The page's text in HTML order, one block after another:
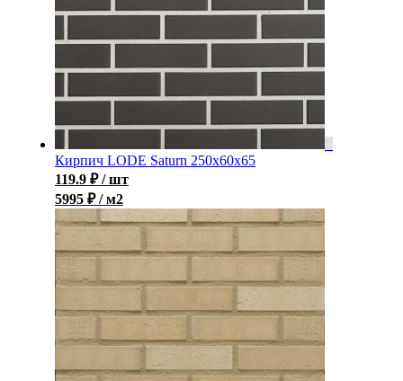
Кирпич LODE Saturn 250x60x65
119.9 ₽ / шт
5995 ₽ / м2